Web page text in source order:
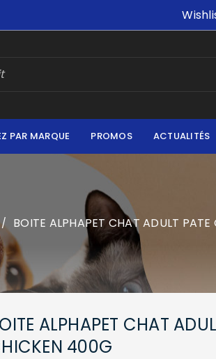
PAR MARQUE PROMOS ACTUALITÉS
/ BOITE ALPHAPET CHAT ADULT
ALPHAPET CHAT
400G